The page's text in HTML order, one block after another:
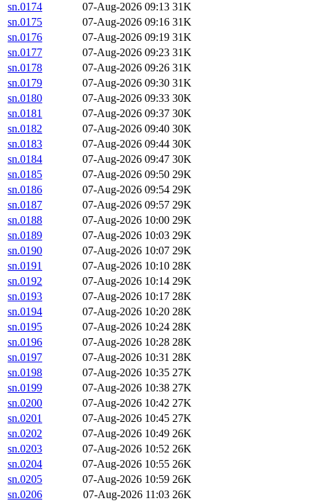
sn.0174
07-Aug-2026 09:13 31K
sn.0175
07-Aug-2026 09:16 31K
sn.0176
07-Aug-2026 09:19 31K
sn.0177
07-Aug-2026 09:23 31K
sn.0178
07-Aug-2026 09:26 31K
sn.0179
07-Aug-2026 09:30 31K
sn.0180
07-Aug-2026 09:33 30K
sn.0181
07-Aug-2026 09:37 30K
sn.0182
07-Aug-2026 09:40 30K
sn.0183
07-Aug-2026 09:44 30K
sn.0184
07-Aug-2026 09:47 30K
sn.0185
07-Aug-2026 09:50 29K
sn.0186
07-Aug-2026 09:54 29K
sn.0187
07-Aug-2026 09:57 29K
sn.0188
07-Aug-2026 10:00 29K
sn.0189
07-Aug-2026 10:03 29K
sn.0190
07-Aug-2026 10:07 29K
sn.0191
07-Aug-2026 10:10 28K
sn.0192
07-Aug-2026 10:14 29K
sn.0193
07-Aug-2026 10:17 28K
sn.0194
07-Aug-2026 10:20 28K
sn.0195
07-Aug-2026 10:24 28K
sn.0196
07-Aug-2026 10:28 28K
sn.0197
07-Aug-2026 10:31 28K
sn.0198
07-Aug-2026 10:35 27K
sn.0199
07-Aug-2026 10:38 27K
sn.0200
07-Aug-2026 10:42 27K
sn.0201
07-Aug-2026 10:45 27K
sn.0202
07-Aug-2026 10:49 26K
sn.0203
07-Aug-2026 10:52 26K
sn.0204
07-Aug-2026 10:55 26K
sn.0205
07-Aug-2026 10:59 26K
sn.0206
07-Aug-2026 11:03 26K